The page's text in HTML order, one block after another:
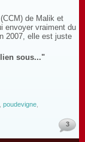
de Malik et
envoyer vraiment du
2007, elle est juste
sous..."
poudevigne
3